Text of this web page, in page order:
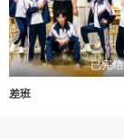
已完结
差班